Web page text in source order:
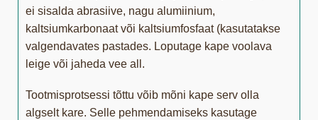
ei sisalda abrasiive, nagu alumiinium,
kaltsiumkarbonaat või kaltsiumfosfaat (kasutatakse
valgendavates pastades. Loputage kape voolava
leige või jaheda vee all.
Tootmisprotsessi tõttu võib mõni kape serv olla
algselt kare. Selle pehmendamiseks kasutage